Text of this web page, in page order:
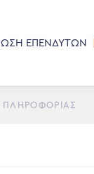
ΕΠΕΝΔΥΤΩΝ